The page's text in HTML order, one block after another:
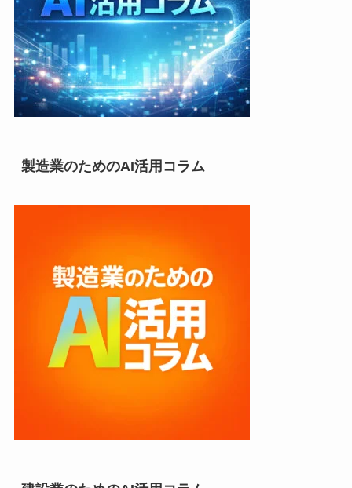
製造業のためのAI活用コラム